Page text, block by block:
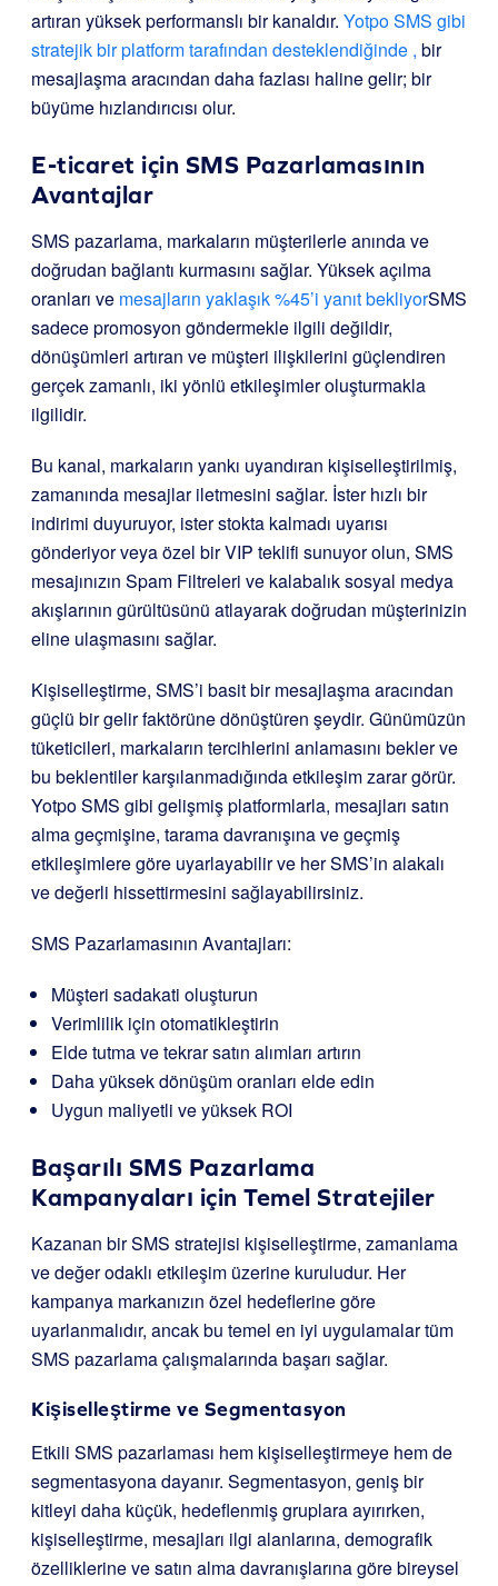
artıran yüksek performanslı bir kanaldır. Yotpo SMS gibi
stratejik bir platform tarafından desteklendiğinde , bir
mesajlaşma aracından daha fazlası haline gelir; bir
büyüme hızlandırıcısı olur.
E-ticaret için SMS Pazarlamasının
Avantajlar
SMS pazarlama, markaların müşterilerle anında ve
doğrudan bağlantı kurmasını sağlar. Yüksek açılma
oranları ve mesajların yaklaşık %45’i yanıt bekliyorSMS
sadece promosyon göndermekle ilgili değildir,
dönüşümleri artıran ve müşteri ilişkilerini güçlendiren
gerçek zamanlı, iki yönlü etkileşimler oluşturmakla
ilgilidir.
Bu kanal, markaların yankı uyandıran kişiselleştirilmiş,
zamanında mesajlar iletmesini sağlar. İster hızlı bir
indirimi duyuruyor, ister stokta kalmadı uyarısı
gönderiyor veya özel bir VIP teklifi sunuyor olun, SMS
mesajınızın Spam Filtreleri ve kalabalık sosyal medya
akışlarının gürültüsünü atlayarak doğrudan müşterinizin
eline ulaşmasını sağlar.
Kişiselleştirme, SMS’i basit bir mesajlaşma aracından
güçlü bir gelir faktörüne dönüştüren şeydir. Günümüzün
tüketicileri, markaların tercihlerini anlamasını bekler ve
bu beklentiler karşılanmadığında etkileşim zarar görür.
Yotpo SMS gibi gelişmiş platformlarla, mesajları satın
alma geçmişine, tarama davranışına ve geçmiş
etkileşimlere göre uyarlayabilir ve her SMS’in alakalı
ve değerli hissettirmesini sağlayabilirsiniz.
SMS Pazarlamasının Avantajları:
Müşteri sadakati oluşturun
Verimlilik için otomatikleştirin
Elde tutma ve tekrar satın alımları artırın
Daha yüksek dönüşüm oranları elde edin
Uygun maliyetli ve yüksek ROI
Başarılı SMS Pazarlama
Kampanyaları için Temel Stratejiler
Kazanan bir SMS stratejisi kişiselleştirme, zamanlama
ve değer odaklı etkileşim üzerine kuruludur. Her
kampanya markanızın özel hedeflerine göre
uyarlanmalıdır, ancak bu temel en iyi uygulamalar tüm
SMS pazarlama çalışmalarında başarı sağlar.
Kişiselleştirme ve Segmentasyon
Etkili SMS pazarlaması hem kişiselleştirmeye hem de
segmentasyona dayanır. Segmentasyon, geniş bir
kitleyi daha küçük, hedeflenmiş gruplara ayırırken,
kişiselleştirme, mesajları ilgi alanlarına, demografik
özelliklerine ve satın alma davranışlarına göre bireysel